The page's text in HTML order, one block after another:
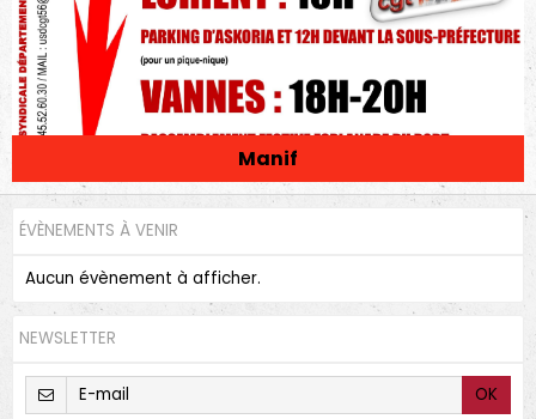
Manif
ÉVÈNEMENTS À VENIR
Aucun évènement à afficher.
NEWSLETTER
OK